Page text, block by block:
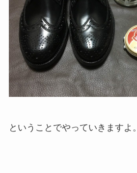
ということでやっていきますよ。